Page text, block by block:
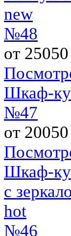
new
№48
от
Шкаф-
№47
от
Шкаф-
с
hot
№46